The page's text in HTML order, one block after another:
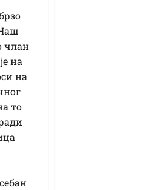
члан
на
на
то